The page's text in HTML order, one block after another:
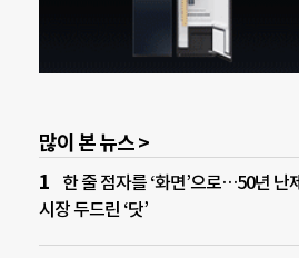
많이 본 뉴스 >
한 줄 점자를 ‘화면’으로…50년 난
시장 두드린 ‘닷’